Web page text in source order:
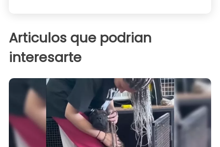
Articulos que podrian
interesarte